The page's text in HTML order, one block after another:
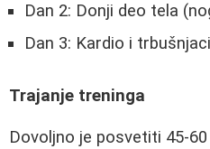
Dan 2: Donji deo tela
Dan 3: Kardio i trbušnjaci
Trajanje treninga
Dovoljno je posvetiti 45-